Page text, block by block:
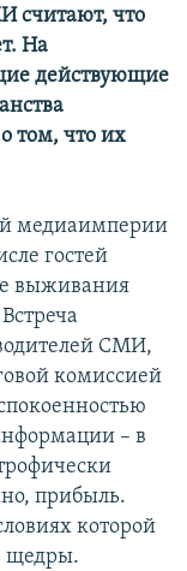
считают, что
На
действующие
том, что их
медиаимперии
гостей
выживания
СМИ,
комиссией
– в
прибыль.
которой
щедры.